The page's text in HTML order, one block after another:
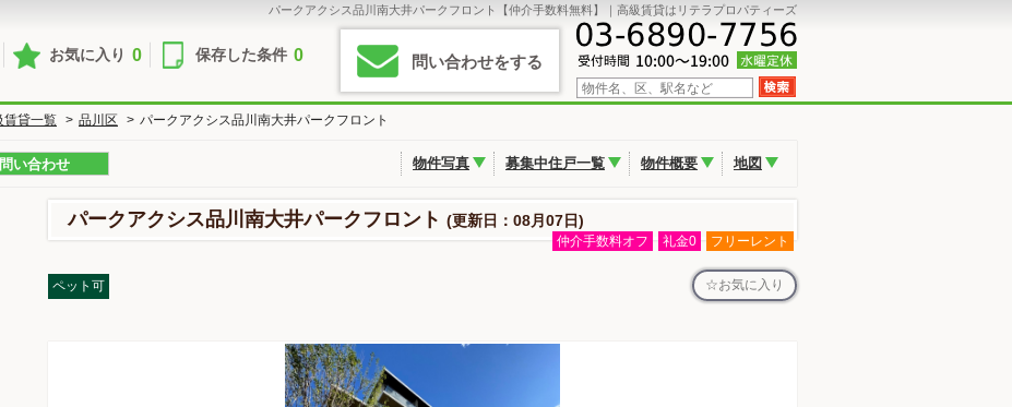
パークアクシス品川南大井パークフロント【仲介手数料無料】｜高級賃貸はリテラプロパティーズ
お気に入り 0 保存した条件 0 問い合わせをする
賃貸一覧 > 品川区 > パークアクシス品川南大井パークフロント
い合わせ 物件写真 募集中住戸一覧 物件概要 地図
パークアクシス品川南大井パークフロント (更新日：08月07日)
仲介手数料オフ 礼金0 フリーレント
ペット可 お気に入り